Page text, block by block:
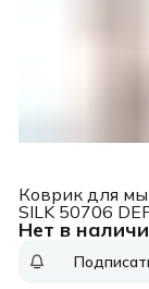
Нет в
Коврик для
SILK 50706